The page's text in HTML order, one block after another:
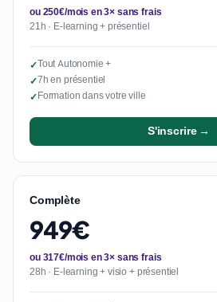
ou 250€/mois en 3× sans frais
21h · E-learning + présentiel
✓Tout Autonomie +
✓7h en présentiel
✓Formation dans votre ville
S'inscrire →
Complète
949€
ou 317€/mois en 3× sans frais
28h · E-learning + visio + présentiel